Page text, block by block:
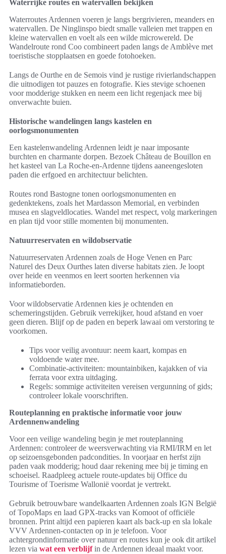
Waterrijke routes en watervallen bekijken
Waterroutes Ardennen voeren je langs bergrivieren, meanders en
watervallen. De Ninglinspo biedt smalle valleien met trappen en
kleine watervallen en voelt als een wilde microwereld. De
Wandelroute rond Coo combineert paden langs de Amblève met
toeristische stopplaatsen en goede fotohoeken.
Langs de Ourthe en de Semois vind je rustige rivierlandschappen
die uitnodigen tot pauzes en fotografie. Kies stevige schoenen
voor modderige stukken en neem een licht regenjack mee bij
onverwachte buien.
Historische wandelingen langs kastelen en
oorlogsmonumenten
Een kastelenwandeling Ardennen leidt je naar imposante
burchten en charmante dorpen. Bezoek Château de Bouillon en
het kasteel van La Roche-en-Ardenne tijdens aaneengesloten
paden die erfgoed en architectuur belichten.
Routes rond Bastogne tonen oorlogsmonumenten en
gedenktekens, zoals het Mardasson Memorial, en verbinden
musea en slagveldlocaties. Wandel met respect, volg markeringen
en plan tijd voor stille momenten bij monumenten.
Natuurreservaten en wildobservatie
Natuurreservaten Ardennen zoals de Hoge Venen en Parc
Naturel des Deux Ourthes laten diverse habitats zien. Je loopt
over heide en veenmos en leert soorten herkennen via
informatieborden.
Voor wildobservatie Ardennen kies je ochtenden en
schemeringstijden. Gebruik verrekijker, houd afstand en voer
geen dieren. Blijf op de paden en beperk lawaai om verstoring te
voorkomen.
Tips voor veilig avontuur: neem kaart, kompas en
voldoende water mee.
Combinatie-activiteiten: mountainbiken, kajakken of via
ferrata voor extra uitdaging.
Regels: sommige activiteiten vereisen vergunning of gids;
controleer lokale voorschriften.
Routeplanning en praktische informatie voor jouw
Ardennenwandeling
Voor een veilige wandeling begin je met routeplanning
Ardennen: controleer de weersverwachting via RMI/IRM en let
op seizoensgebonden padcondities. In voorjaar en herfst zijn
paden vaak modderig; houd daar rekening mee bij je timing en
schoeisel. Raadpleeg actuele route-updates bij Office du
Tourisme of Toerisme Wallonië voordat je vertrekt.
Gebruik betrouwbare wandelkaarten Ardennen zoals IGN België
of TopoMaps en laad GPX-tracks van Komoot of officiële
bronnen. Print altijd een papieren kaart als back-up en sla lokale
VVV Ardennen-contacten op in je telefoon. Voor
achtergrondinformatie over natuur en routes kun je ook dit artikel
lezen via wat een verblijfin de Ardennen ideaal maakt voor.